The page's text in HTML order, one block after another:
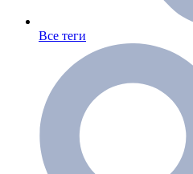
Все теги